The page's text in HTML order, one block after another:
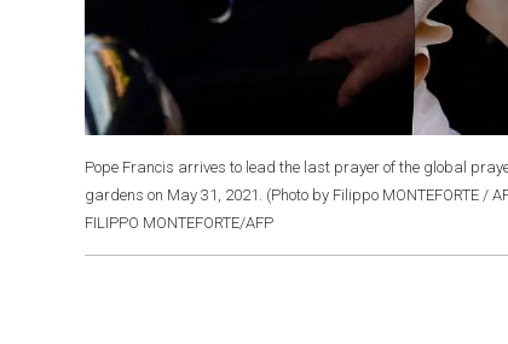
Pope Francis arrives to lead the last prayer of the global
gardens on May 31, 2021. (Photo by Filippo MONTEFORTE /
FILIPPO MONTEFORTE/AFP